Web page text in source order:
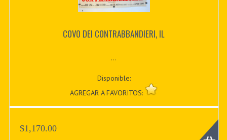
COVO DEI CONTRABBANDIERI, IL
...
Disponible:
AGREGAR A FAVORITOS:
$1,170.00